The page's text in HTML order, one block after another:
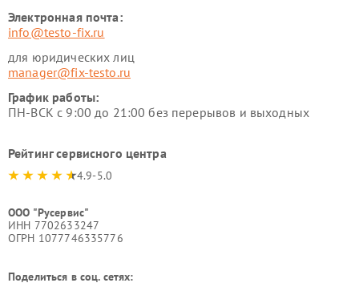
Электронная почта:
info@testo-fix.ru
для юридических лиц
manager@fix-testo.ru
График работы:
ПН-ВСК с 9:00 до 21:00 без перерывов и выходных
Рейтинг сервисного центра
4.9-5.0
ООО "Русервис"
ИНН 7702633247
ОГРН 1077746335776
Поделиться в соц. сетях: